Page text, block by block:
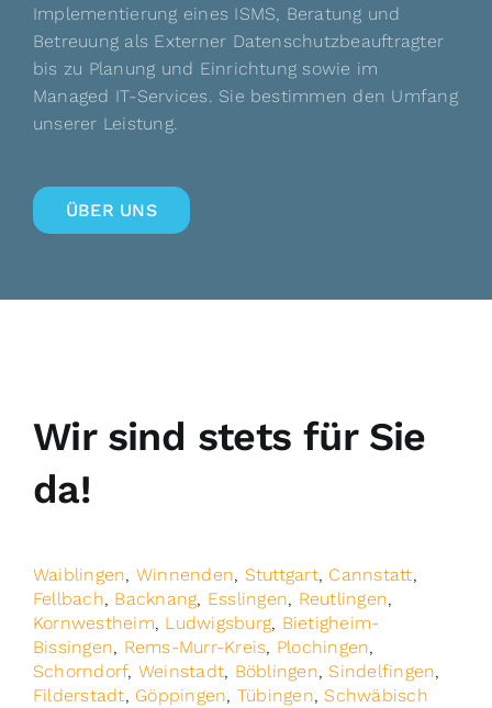
Implementierung eines ISMS, Beratung und
Betreuung als Externer Datenschutzbeauftragter
bis zu Planung und Einrichtung sowie im
Managed IT-Services. Sie bestimmen den Umfang
unserer Leistung.
ÜBER UNS
Wir sind stets für Sie
da!
Waiblingen, Winnenden, Stuttgart, Cannstatt,
Fellbach, Backnang, Esslingen, Reutlingen,
Kornwestheim, Ludwigsburg, Bietigheim-
Bissingen, Rems-Murr-Kreis, Plochingen,
Schorndorf, Weinstadt, Böblingen,Sindelfingen,
Filderstadt, Göppingen, Tübingen,Schwäbisch